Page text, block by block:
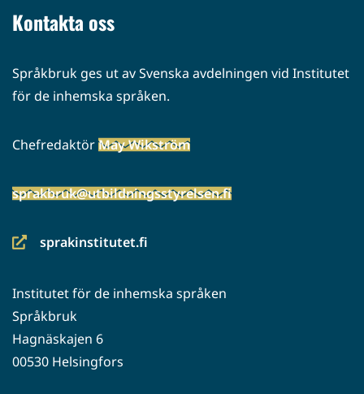
Kontakta oss
Språkbruk ges ut av Svenska avdelningen vid Institutet
för de inhemska språken.
ChefredaktörMay Wikström
sprakbruk@utbildningsstyrelsen.fi
sprakinstitutet.fi
(siirryt
palveluun)
Institutet för de inhemska språken
Språkbruk
Hagnäskajen 6
00530 Helsingfors